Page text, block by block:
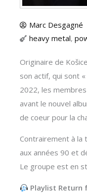
Marc Desgagné
heavy metal,
Originaire de
son actif, qui sont
2022, les
avant le nouvel
de coeur pour la
Contrairement à la
aux années 90 et
Le groupe est en
Playlist Return